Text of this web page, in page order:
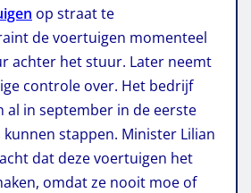
op straat te
de voertuigen momenteel
achter het stuur. Later neemt
controle over. Het bedrijf
al in september in de eerste
kunnen stappen. Minister Lilian
dat deze voertuigen het
omdat ze nooit moe of